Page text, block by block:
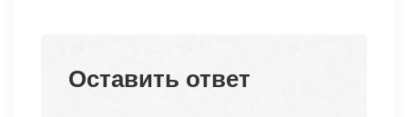
Оставить ответ